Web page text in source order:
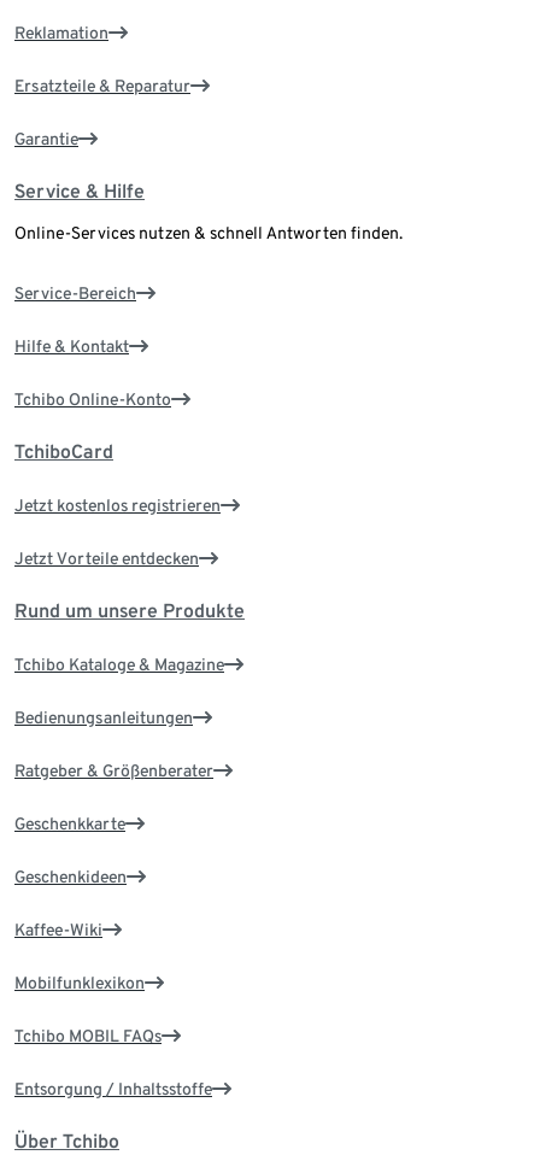
Reklamation
Ersatzteile & Reparatur
Garantie
Service & Hilfe
Online-Services nutzen & schnell Antworten finden.
Service-Bereich
Hilfe & Kontakt
Tchibo Online-Konto
TchiboCard
Jetzt kostenlos registrieren
Jetzt Vorteile entdecken
Rund um unsere Produkte
Tchibo Kataloge & Magazine
Bedienungsanleitungen
Ratgeber & Größenberater
Geschenkkarte
Geschenkideen
Kaffee-Wiki
Mobilfunklexikon
Tchibo MOBIL FAQs
Entsorgung / Inhaltsstoffe
Über Tchibo